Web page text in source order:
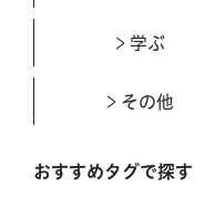
学ぶ
その他
おすすめタグで探す